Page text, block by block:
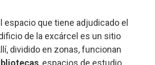
espacio que tiene adjudicado el
de la excárcel es un sitio
dividido en zonas, funcionan
, espacios de estudio,